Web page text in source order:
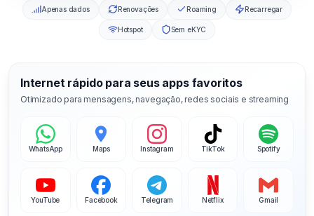
Apenas dados Renovações Roaming Recarregar
Hotspot Sem eKYC
Internet rápido para seus apps favoritos
Otimizado para mensagens, navegação, redes sociais e streaming
WhatsApp Maps Instagram TikTok Spotify
YouTube Facebook Telegram Netflix Gmail